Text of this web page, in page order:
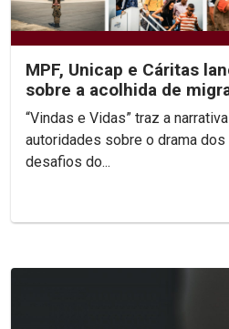
MPF, Unicap e Cáritas
sobre a acolhida de
em Pernambuco
“Vindas e Vidas” traz a
autoridades sobre o drama
desafios do...